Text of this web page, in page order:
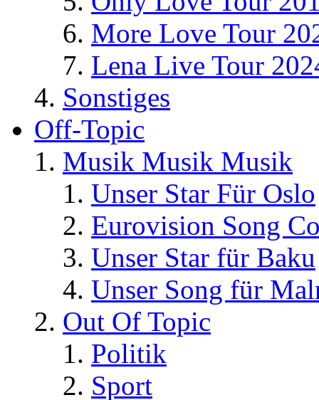
More Love Tour
Lena Live Tour
Sonstiges
Off-Topic
Musik Musik Musik
Unser Star Für Oslo
Eurovision Song
Unser Star für Baku
Unser Song für
Out Of Topic
Politik
Sport